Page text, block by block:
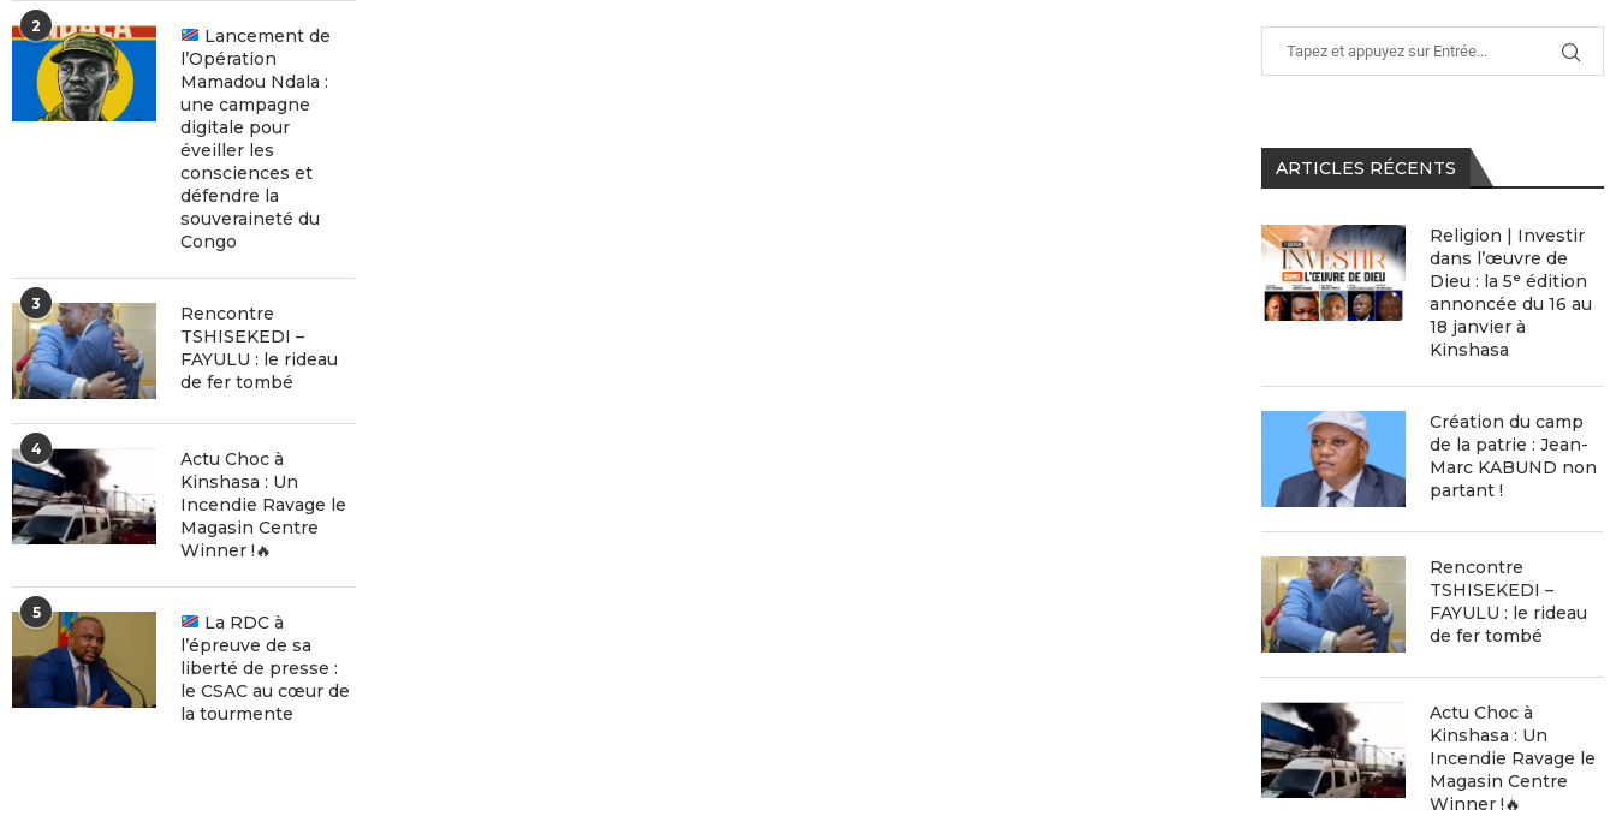
ARTICLES RÉCENTS
Religion | Investir
dans l’œuvre de
Dieu : la 5ᵉ édition
annoncée du 16 au
18 janvier à
Kinshasa
Création du camp
de la patrie : Jean-
Marc KABUND non
partant !
Rencontre
TSHISEKEDI –
FAYULU : le rideau
de fer tombé
Actu Choc à
Kinshasa : Un
Incendie Ravage le
Magasin Centre
Winner !🔥
2
Lancement de
l’Opération
Mamadou Ndala :
une campagne
digitale pour
éveiller les
consciences et
défendre la
souveraineté du
Congo
3
Rencontre
TSHISEKEDI –
FAYULU : le rideau
de fer tombé
4
Actu Choc à
Kinshasa : Un
Incendie Ravage le
Magasin Centre
Winner !🔥
5
La RDC à
l’épreuve de sa
liberté de presse :
le CSAC au cœur de
la tourmente